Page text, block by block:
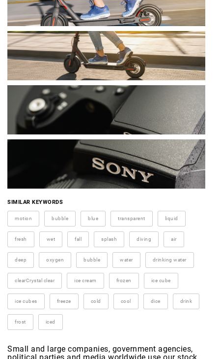
SIMILAR KEYWORDS
motion bubble blue transparent liquid
fresh wet fall splash diving air
deep oxygen bubble water drinking water
clearCrystal clear ice cream frozen ice cube
ice cubes freeze cold cool dice drink
frost iced
Small and large companies, government agencies,